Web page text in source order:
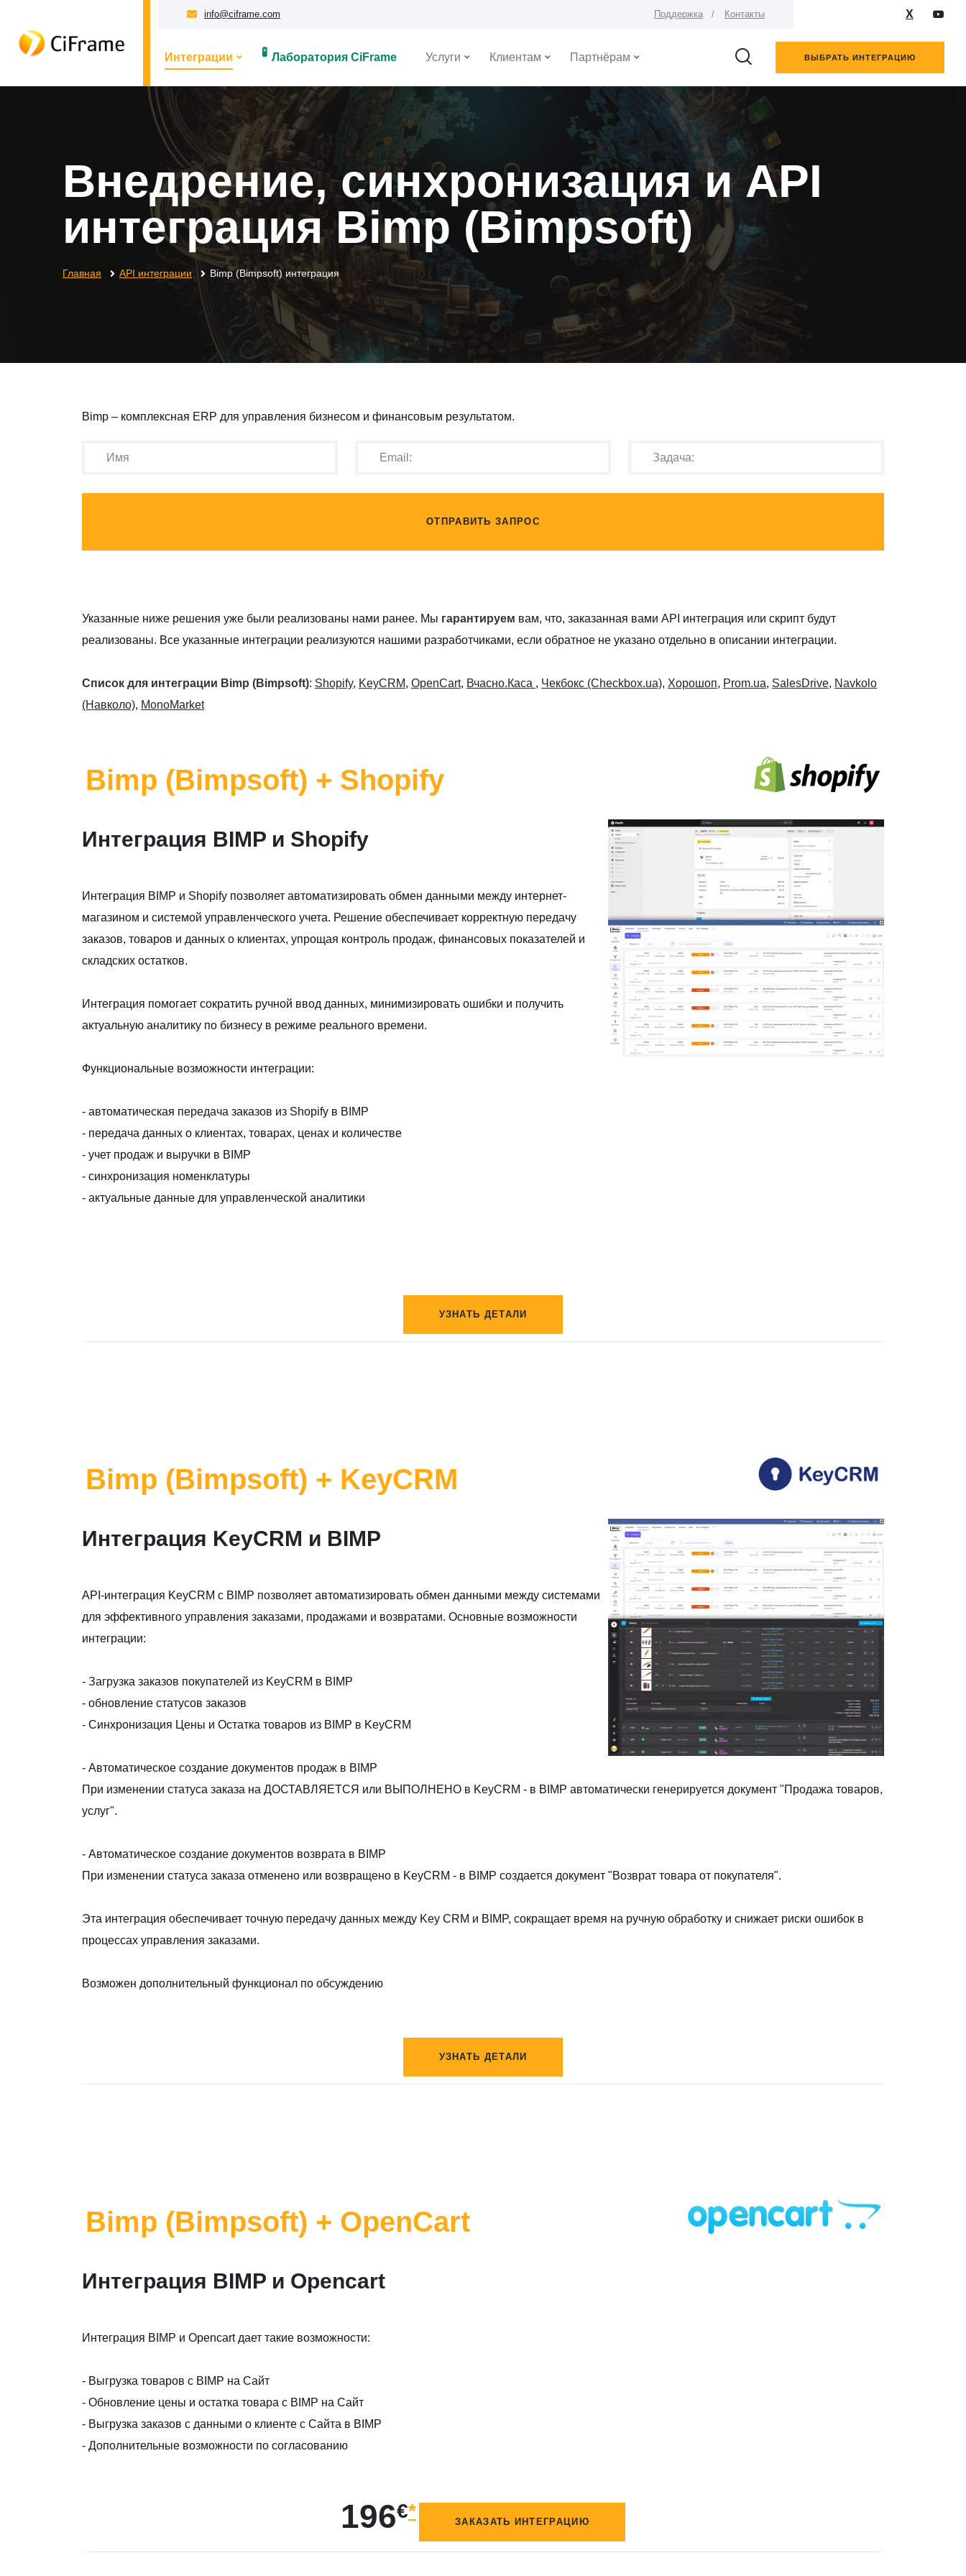
info@ciframe.com Поддержка Контакты X
Интеграции 🧪 Лаборатория CiFrame Услуги Клиентам Партнёрам ВЫБРАТЬ ИНТЕГРАЦИЮ
Внедрение, синхронизация и API
интеграция Bimp (Bimpsoft)
Главная API интеграции Bimp (Bimpsoft) интеграция
Bimp – комплексная ERP для управления бизнесом и финансовым результатом.
ОТПРАВИТЬ ЗАПРОС
Указанные ниже решения уже были реализованы нами ранее. Мы гарантируем вам, что, заказанная вами API интеграция или скрипт будут
реализованы. Все указанные интеграции реализуются нашими разработчиками, если обратное не указано отдельно в описании интеграции.
Список для интеграции Bimp (Bimpsoft): Shopify, KeyCRM, OpenCart, Вчасно.Каса , Чекбокс (Checkbox.ua), Хорошоп, Prom.ua, SalesDrive, Navkolo
(Навколо), MonoMarket
Bimp (Bimpsoft) + Shopify
Интеграция BIMP и Shopify
Интеграция BIMP и Shopify позволяет автоматизировать обмен данными между интернет-
магазином и системой управленческого учета. Решение обеспечивает корректную передачу
заказов, товаров и данных о клиентах, упрощая контроль продаж, финансовых показателей и
складских остатков.
Интеграция помогает сократить ручной ввод данных, минимизировать ошибки и получить
актуальную аналитику по бизнесу в режиме реального времени.
Функциональные возможности интеграции:
- автоматическая передача заказов из Shopify в BIMP
- передача данных о клиентах, товарах, ценах и количестве
- учет продаж и выручки в BIMP
- синхронизация номенклатуры
- актуальные данные для управленческой аналитики
УЗНАТЬ ДЕТАЛИ
Bimp (Bimpsoft) + KeyCRM
Интеграция KeyCRM и BIMP
API-интеграция KeyCRM с BIMP позволяет автоматизировать обмен данными между системами
для эффективного управления заказами, продажами и возвратами. Основные возможности
интеграции:
- Загрузка заказов покупателей из KeyCRM в BIMP
- обновление статусов заказов
- Синхронизация Цены и Остатка товаров из BIMP в KeyCRM
- Автоматическое создание документов продаж в BIMP
При изменении статуса заказа на ДОСТАВЛЯЕТСЯ или ВЫПОЛНЕНО в KeyCRM - в BIMP автоматически генерируется документ "Продажа товаров,
услуг".
- Автоматическое создание документов возврата в BIMP
При изменении статуса заказа отменено или возвращено в KeyCRM - в BIMP создается документ "Возврат товара от покупателя".
Эта интеграция обеспечивает точную передачу данных между Key CRM и BIMP, сокращает время на ручную обработку и снижает риски ошибок в
процессах управления заказами.
Возможен дополнительный функционал по обсуждению
УЗНАТЬ ДЕТАЛИ
Bimp (Bimpsoft) + OpenCart
Интеграция BIMP и Opencart
Интеграция BIMP и Opencart дает такие возможности:
- Выгрузка товаров с BIMP на Сайт
- Обновление цены и остатка товара с BIMP на Сайт
- Выгрузка заказов с данными о клиенте с Сайта в BIMP
- Дополнительные возможности по согласованию
196€* ЗАКАЗАТЬ ИНТЕГРАЦИЮ